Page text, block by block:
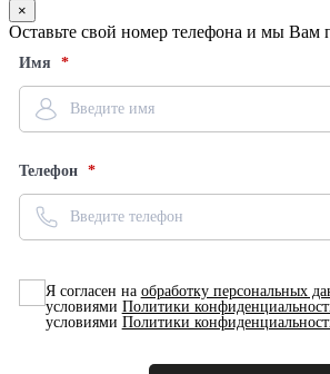
×
Оставьте свой номер телефона и мы Вам
Имя
Телефон
Я согласен на обработку персональных
условиями Политики
условиями Политики